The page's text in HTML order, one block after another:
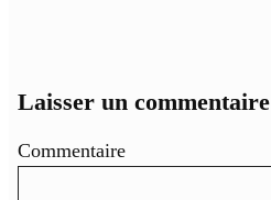
Laisser un commentaire
Commentaire